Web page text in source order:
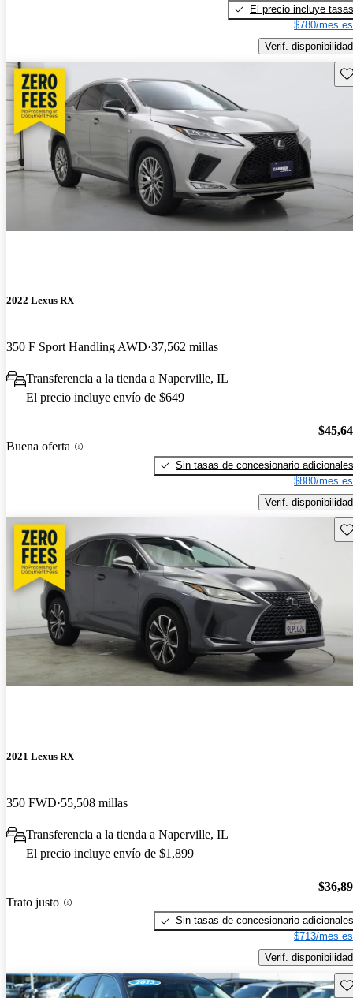
El precio incluye tasas
$780/mes
Verif. disponibilidad
2022 Lexus RX
350 F Sport Handling AWD 37,562 millas
Transferencia a la tienda a Naperville, IL
El precio incluye envío de $649
Buena oferta
Sin tasas de concesionario adicionales
$880/mes
Verif. disponibilidad
2021 Lexus RX
350 FWD 55,508 millas
Transferencia a la tienda a Naperville, IL
El precio incluye envío de $1,899
Trato justo
Sin tasas de concesionario adicionales
$713/mes
Verif. disponibilidad